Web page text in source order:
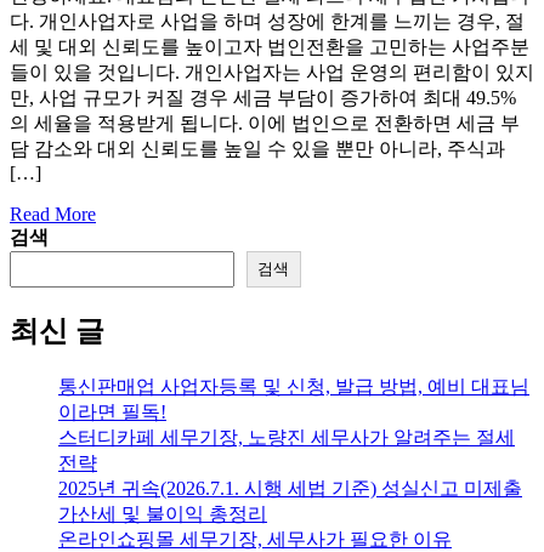
다. 개인사업자로 사업을 하며 성장에 한계를 느끼는 경우, 절
세 및 대외 신뢰도를 높이고자 법인전환을 고민하는 사업주분
들이 있을 것입니다. 개인사업자는 사업 운영의 편리함이 있지
만, 사업 규모가 커질 경우 세금 부담이 증가하여 최대 49.5%
의 세율을 적용받게 됩니다. 이에 법인으로 전환하면 세금 부
담 감소와 대외 신뢰도를 높일 수 있을 뿐만 아니라, 주식과
[…]
Read More
검색
검색
최신 글
통신판매업 사업자등록 및 신청, 발급 방법, 예비 대표님
이라면 필독!
스터디카페 세무기장, 노량진 세무사가 알려주는 절세
전략
2025년 귀속(2026.7.1. 시행 세법 기준) 성실신고 미제출
가산세 및 불이익 총정리
온라인쇼핑몰 세무기장, 세무사가 필요한 이유